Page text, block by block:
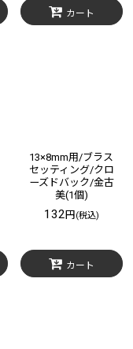
カート
13×8mm用/ブラス
セッティング/クロ
ーズドバック/金古
美(1個)
132 円 (税込)
カート